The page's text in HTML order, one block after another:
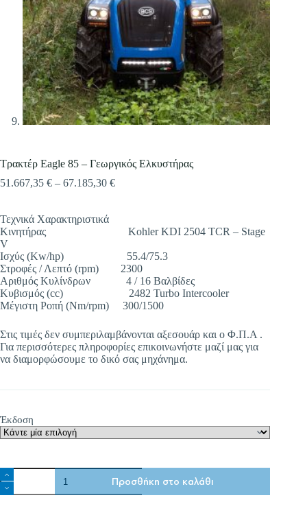
Τρακτέρ Eagle 85 – Γεωργικός Ελκυστήρας
51.667,35 € – 67.185,30 €Price
67.185,30 €
Τεχνικά Χαρακτηριστικά
Κινητήρας Kohler KDI 2504 TCR – Stage
V
Ισχύς (Kw/hp) 55.4/75.3
Στροφές / Λεπτό (rpm) 2300
Αριθμός Κυλίνδρων 4 / 16 Βαλβίδες
Κυβισμός (cc) 2482 Turbo Intercooler
Μέγιστη Ροπή (Nm/rpm) 300/1500
Στις τιμές δεν συμπεριλαμβάνονται αξεσουάρ και ο Φ.Π.Α .
Για περισσότερες πληροφορίες επικοινωνήστε μαζί μας για
να διαμορφώσουμε το δικό σας μηχάνημα.
Έκδοση
Τρακτέρ
Eagle
85
Προσθήκη στο καλάθι